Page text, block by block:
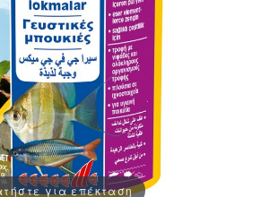
για επέκταση